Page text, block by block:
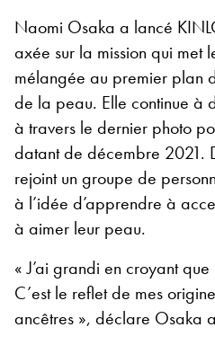
Naomi Osaka a lancé
axée sur la mission qui met
mélangée au premier plan
de la peau. Elle continue à
à travers le dernier photo
datant de décembre 2021.
rejoint un groupe de
à l’idée d’apprendre à
à aimer leur peau.
« J’ai grandi en croyant
C’est le reflet de mes
ancêtres », déclare Osaka